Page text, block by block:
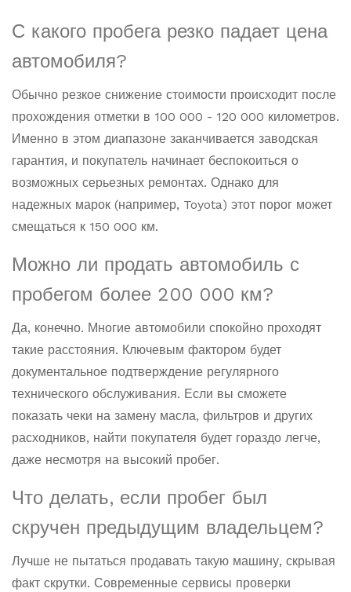
С какого пробега резко падает цена
автомобиля?
Обычно резкое снижение стоимости происходит после
прохождения отметки в 100 000 - 120 000 километров.
Именно в этом диапазоне заканчивается заводская
гарантия, и покупатель начинает беспокоиться о
возможных серьезных ремонтах. Однако для
надежных марок (например, Toyota) этот порог может
смещаться к 150 000 км.
Можно ли продать автомобиль с
пробегом более 200 000 км?
Да, конечно. Многие автомобили спокойно проходят
такие расстояния. Ключевым фактором будет
документальное подтверждение регулярного
технического обслуживания. Если вы сможете
показать чеки на замену масла, фильтров и других
расходников, найти покупателя будет гораздо легче,
даже несмотря на высокий пробег.
Что делать, если пробег был
скручен предыдущим владельцем?
Лучше не пытаться продавать такую машину, скрывая
факт скрутки. Современные сервисы проверки